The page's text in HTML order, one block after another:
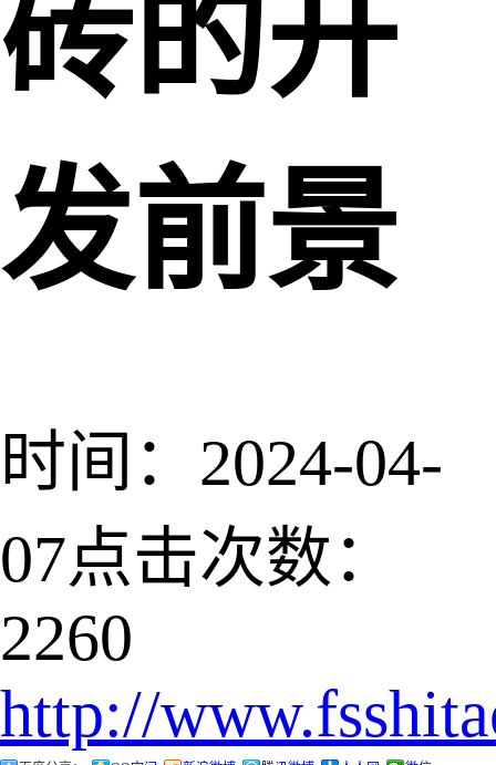
砖的开
发前景
时间：2024-04-
07点击次数：
2260
http://